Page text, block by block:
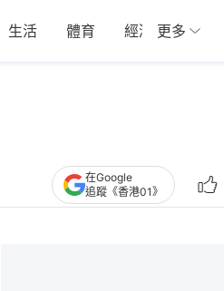
生活 體育 經濟 01深圳
更多
在Google
追蹤《香港01》